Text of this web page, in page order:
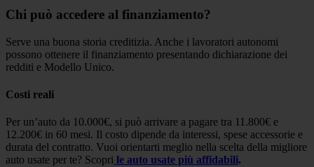
Chi può accedere al finanziamento?
Serve una buona storia creditizia. Anche i lavoratori autonomi
possono ottenere il finanziamento presentando dichiarazione dei
redditi e Modello Unico.
Costi reali
Per un’auto da 10.000€, si può arrivare a pagare tra 11.800€ e
12.200€ in 60 mesi. Il costo dipende da interessi, spese accessorie e
durata del contratto. Vuoi orientarti meglio nella scelta della migliore
auto usate per te? Scopri le auto usate più affidabili.